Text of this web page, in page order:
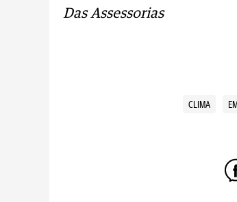
Das Assessorias
CLIMA